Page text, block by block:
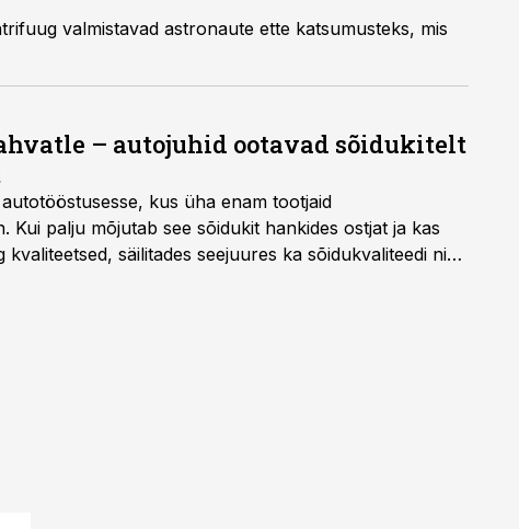
valmistavad astronaute ette katsumusteks, mis
– autojuhid ootavad sõidukitelt
kus üha enam tootjaid
palju mõjutab see sõidukit hankides ostjat ja kas
säilitades seejuures ka sõidukvaliteedi ning